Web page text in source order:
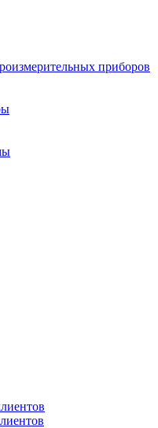
приборов